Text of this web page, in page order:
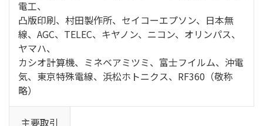
電工、
凸版印刷、村田製作所、セイコーエプソン、日本無
線、AGC、TELEC、キヤノン、ニコン、オリンパス、
ヤマハ、
カシオ計算機、ミネベアミツミ、富士フイルム、沖電
気、東京特殊電線、浜松ホトニクス、RF360（敬称
略）
主要取引